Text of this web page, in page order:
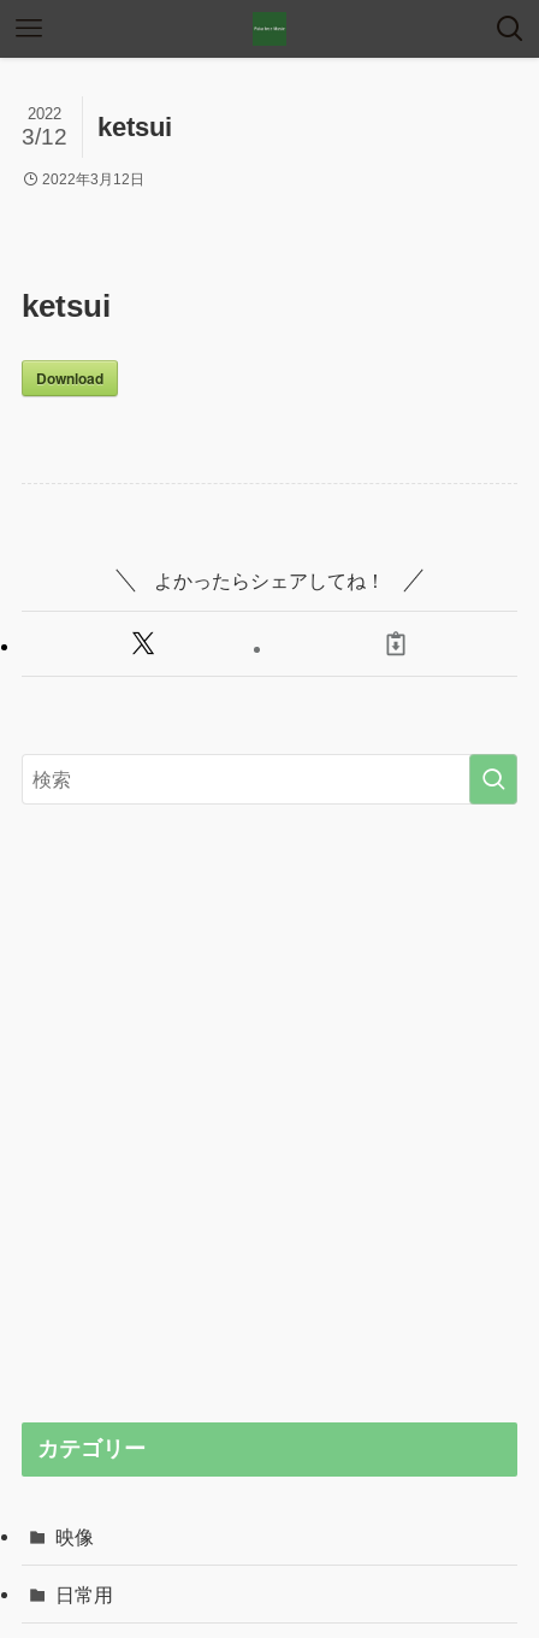
ketsui
2022
3/12
2022年3月12日
ketsui
Download
よかったらシェアしてね！
カテゴリー
映像
日常用